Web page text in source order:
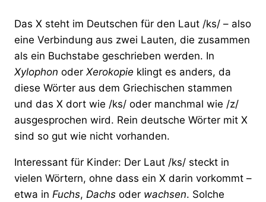
Das X steht im Deutschen für den Laut /ks/ – also
eine Verbindung aus zwei Lauten, die zusammen
als ein Buchstabe geschrieben werden. In
Xylophon oder Xerokopie klingt es anders, da
diese Wörter aus dem Griechischen stammen
und das X dort wie /ks/ oder manchmal wie /z/
ausgesprochen wird. Rein deutsche Wörter mit X
sind so gut wie nicht vorhanden.
Interessant für Kinder: Der Laut /ks/ steckt in
vielen Wörtern, ohne dass ein X darin vorkommt –
etwa in Fuchs, Dachs oder wachsen. Solche